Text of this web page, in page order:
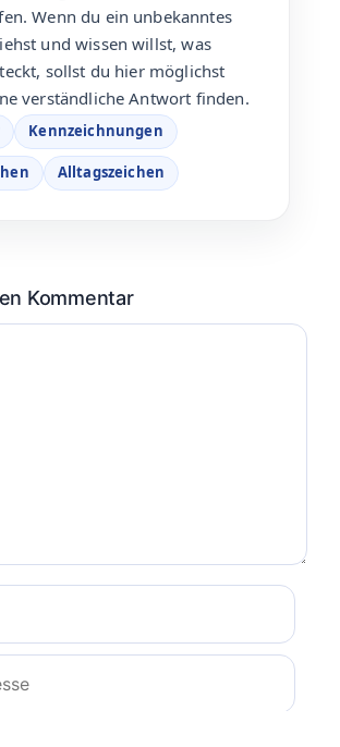
Wenn du ein unbekanntes
und wissen willst, was
sollst du hier möglichst
verständliche Antwort finden.
Kennzeichnungen
Alltagszeichen
Kommentar